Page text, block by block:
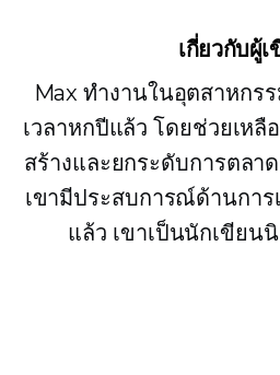
เกี่ยวกับผู้
Max ทำงานในอุตสาหกร
เวลาหกปีแล้ว โดยช่วยเหลื
สร้างและยกระดับการตลา
เขามีประสบการณ์ด้านการ
แล้ว เขาเป็นนักเขียน